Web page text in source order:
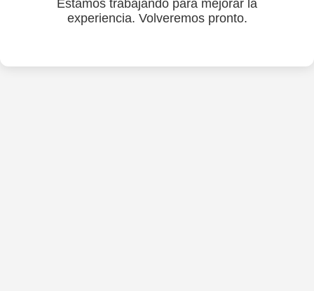
Estamos trabajando para mejorar la
experiencia. Volveremos pronto.